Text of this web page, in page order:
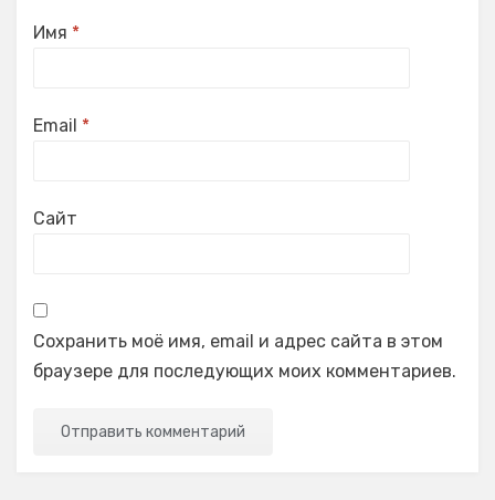
Имя *
Email *
Сайт
Сохранить моё имя, email и адрес сайта в этом
браузере для последующих моих комментариев.